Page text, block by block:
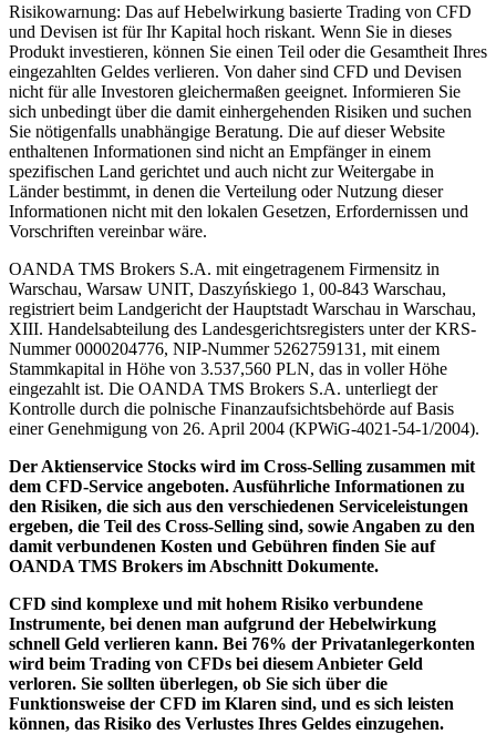
Risikowarnung: Das auf Hebelwirkung basierte Trading von CFD
und Devisen ist für Ihr Kapital hoch riskant. Wenn Sie in dieses
Produkt investieren, können Sie einen Teil oder die Gesamtheit Ihres
eingezahlten Geldes verlieren. Von daher sind CFD und Devisen
nicht für alle Investoren gleichermaßen geeignet. Informieren Sie
sich unbedingt über die damit einhergehenden Risiken und suchen
Sie nötigenfalls unabhängige Beratung. Die auf dieser Website
enthaltenen Informationen sind nicht an Empfänger in einem
spezifischen Land gerichtet und auch nicht zur Weitergabe in
Länder bestimmt, in denen die Verteilung oder Nutzung dieser
Informationen nicht mit den lokalen Gesetzen, Erfordernissen und
Vorschriften vereinbar wäre.
OANDA TMS Brokers S.A. mit eingetragenem Firmensitz in
Warschau, Warsaw UNIT, Daszyńskiego 1, 00-843 Warschau,
registriert beim Landgericht der Hauptstadt Warschau in Warschau,
XIII. Handelsabteilung des Landesgerichtsregisters unter der KRS-
Nummer 0000204776, NIP-Nummer 5262759131, mit einem
Stammkapital in Höhe von 3.537,560 PLN, das in voller Höhe
eingezahlt ist. Die OANDA TMS Brokers S.A. unterliegt der
Kontrolle durch die polnische Finanzaufsichtsbehörde auf Basis
einer Genehmigung von 26. April 2004 (KPWiG-4021-54-1/2004).
Der Aktienservice Stocks wird im Cross-Selling zusammen mit
dem CFD-Service angeboten. Ausführliche Informationen zu
den Risiken, die sich aus den verschiedenen Serviceleistungen
ergeben, die Teil des Cross-Selling sind, sowie Angaben zu den
damit verbundenen Kosten und Gebühren finden Sie auf
OANDA TMS Brokers im Abschnitt Dokumente.
CFD sind komplexe und mit hohem Risiko verbundene
Instrumente, bei denen man aufgrund der Hebelwirkung
schnell Geld verlieren kann. Bei 76% der Privatanlegerkonten
wird beim Trading von CFDs bei diesem Anbieter Geld
verloren. Sie sollten überlegen, ob Sie sich über die
Funktionsweise der CFD im Klaren sind, und es sich leisten
können, das Risiko des Verlustes Ihres Geldes einzugehen.